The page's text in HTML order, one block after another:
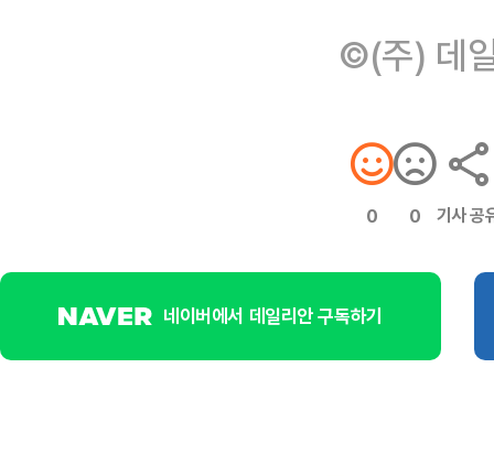
©(주) 데
0 0 기사 공
네이버에서 데일리안 구독하기